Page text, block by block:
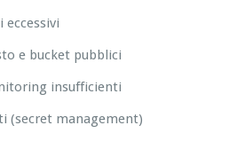
eccessivi
e bucket pubblici
insufficienti
(secret management)